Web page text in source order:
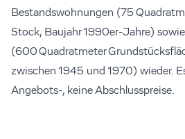
Bestandswohnungen (75
Stock, Baujahr 1990er-Jahre)
(600 Quadratmeter
zwischen 1945 und 1970) wieder.
Angebots-, keine Abschlusspreise.